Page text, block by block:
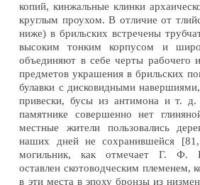
копий, кинжальные клинки
круглым проухом. В отличие от
ниже) в брильских встречены
высоким тонким корпусом и
объединяют в себе черты рабочего
предметов украшения в брильских
булавки с дисковидными
привески, бусы из антимона и т.
памятнике совершенно нет
местные жители пользовались
наших дней не сохранившейся
могильник, как отмечает Г. Ф.
оставлен скотоводческим племенем,
в эти места в эпоху бронзы из